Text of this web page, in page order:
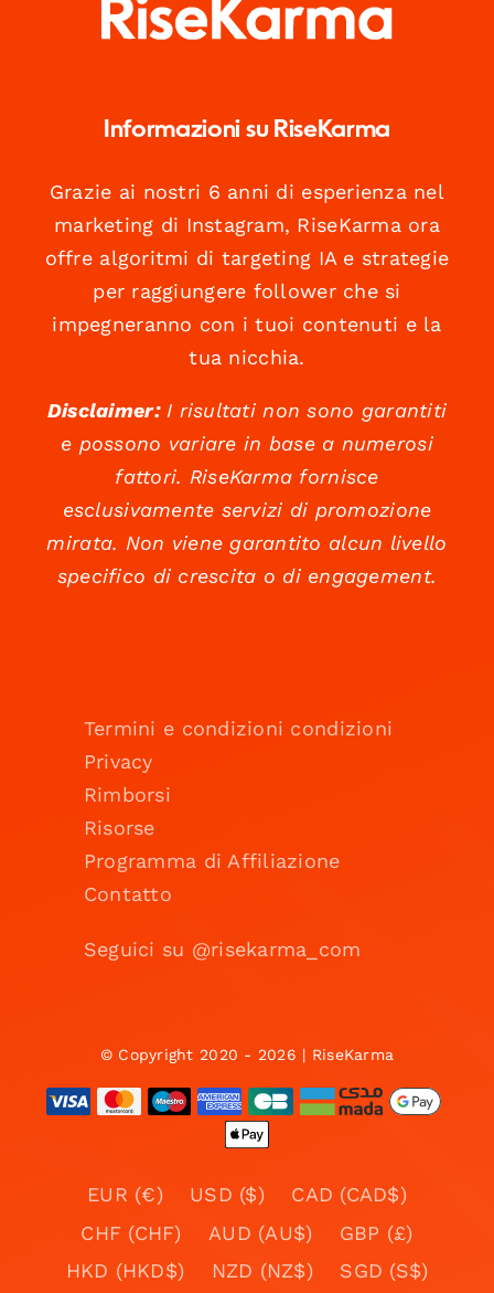
Informazioni su RiseKarma
Grazie ai nostri 6 anni di esperienza nel
marketing di Instagram, RiseKarma ora
offre algoritmi di targeting IA e strategie
per raggiungere follower che si
impegneranno con i tuoi contenuti e la
tua nicchia.
Disclaimer:I risultati non sono garantiti
e possono variare in base a numerosi
fattori. RiseKarma fornisce
esclusivamente servizi di promozione
mirata. Non viene garantito alcun livello
specifico di crescita o di engagement.
Termini e condizioni condizioni
Privacy
Rimborsi
Risorse
Programma di Affiliazione
Contatto
Seguici su @risekarma_com
© Copyright 2020 - 2026 | RiseKarma
EUR (€) USD ($)
CAD (CAD$)
CHF (CHF)
AUD (AU$)
GBP (£)
HKD (HKD$)
NZD (NZ$)
SGD (S$)